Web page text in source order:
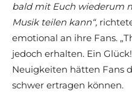
bald mit Euch wiederum
Musik teilen kann“,
emotional an ihre Fans.
jedoch erhalten. Ein
Neuigkeiten hätten Fans
schwer ertragen können.